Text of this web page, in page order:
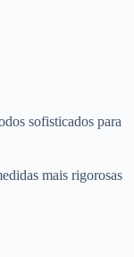
sofisticados para
mais rigorosas